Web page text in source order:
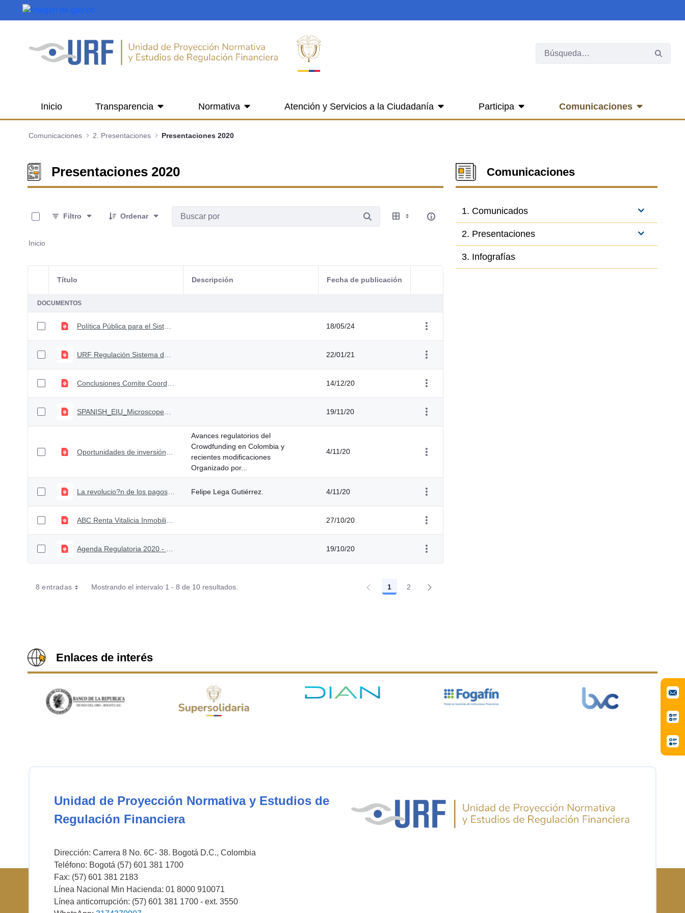
Saltar al contenido principal
Inicio Transparencia Normativa Atención y Servicios a la Ciudadanía Participa Comunicaciones
Comunicaciones 2. Presentaciones Presentaciones 2020
Presentaciones 2020
Filtro
Ordenar
Inicio
Selección del elemento
Título Descripción Fecha de publicación
DOCUMENTOS
Política Pública para el Sistema Financiero y el Mercado de Capitales 2020-2025 18/05/24
22/01/21
14/12/20
19/11/20
Avances regulatorios del
Crowdfunding en Colombia y
recientes modificaciones
Organizado por...
4/11/20
La revolucio?n de los pagos digitales Felipe Lega Gutiérrez. 4/11/20
ABC Renta Vitalicia Inmobiliaria 27/10/20
19/10/20
8 entradas Mostrando el intervalo 1 - 8 de 10 resultados. Página
1 Página
2
Comunicaciones
1. Comunicados
2. Presentaciones
3. Infografías
Enlaces de interés
Unidad de Proyección Normativa y Estudios de
Regulación Financiera
Dirección: Carrera 8 No. 6C- 38. Bogotá D.C., Colombia
Teléfono: Bogotá (57) 601 381 1700
Fax: (57) 601 381 2183
Línea Nacional Min Hacienda: 01 8000 910071
Línea anticorrupción: (57) 601 381 1700 - ext. 3550